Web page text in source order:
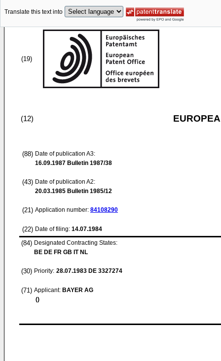
Translate this text into
(19)
(12)
(88) Date of publication A3:
16.09.1987 Bulletin 1987/38
(43) Date of publication A2:
20.03.1985 Bulletin 1985/12
(21) Application number: 84108290
(22) Date of filing: 14.07.1984
(84) Designated Contracting States:
BE DE FR GB IT NL
(30) Priority: 28.07.1983 DE 3327274
(71) Applicant: BAYER AG
()